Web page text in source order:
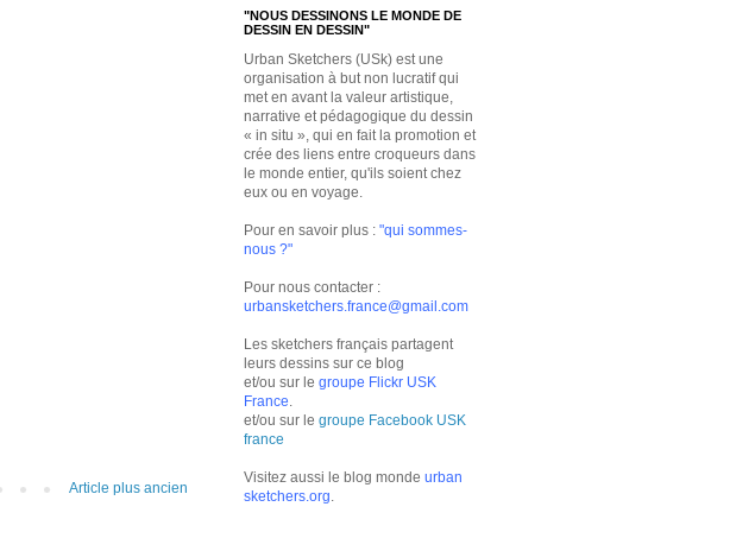
Article plus ancien
"NOUS DESSINONS LE MONDE DE
DESSIN EN DESSIN"
Urban Sketchers (USk) est une
organisation à but non lucratif qui
met en avant la valeur artistique,
narrative et pédagogique du dessin
« in situ », qui en fait la promotion et
crée des liens entre croqueurs dans
le monde entier, qu'ils soient chez
eux ou en voyage.
Pour en savoir plus : "qui sommes-
nous ?"
Pour nous contacter :
urbansketchers.france@gmail.com
Les sketchers français partagent
leurs dessins sur ce blog
et/ou sur le groupe Flickr USK
France
et/ou sur le groupe Facebook USK
france
Visitez aussi le blog monde urban
sketchers.org